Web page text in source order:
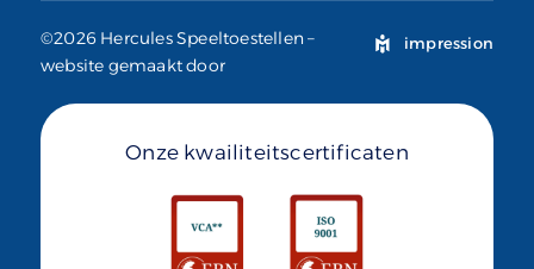
©2026 Hercules Speeltoestellen –
website gemaakt door
impression
Onze kwailiteitscertificaten